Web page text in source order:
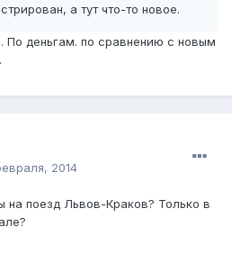
а тут что-то новое.
По деньгам. по сравнению с новым
2014
на поезд Львов-Краков? Только в